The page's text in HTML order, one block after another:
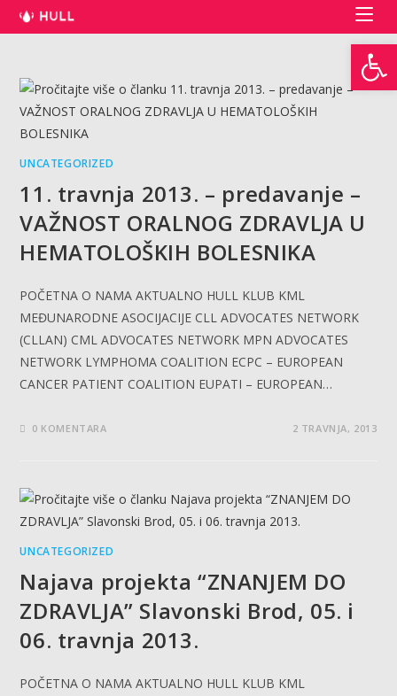
Open toolbar
Preskoči
na
UNCATEGORIZED
11. travnja 2013. – predavanje –
VAŽNOST ORALNOG ZDRAVLJA U
HEMATOLOŠKIH BOLESNIKA
POČETNA O NAMA AKTUALNO HULL KLUB KML
MEĐUNARODNE ASOCIJACIJE CLL ADVOCATES NETWORK
(CLLAN) CML ADVOCATES NETWORK MPN ADVOCATES
NETWORK LYMPHOMA COALITION ECPC – EUROPEAN
CANCER PATIENT COALITION EUPATI – EUROPEAN…
0 KOMENTARA 2 TRAVNJA, 2013
UNCATEGORIZED
Najava projekta “ZNANJEM DO
ZDRAVLJA” Slavonski Brod, 05. i
06. travnja 2013.
POČETNA O NAMA AKTUALNO HULL KLUB KML